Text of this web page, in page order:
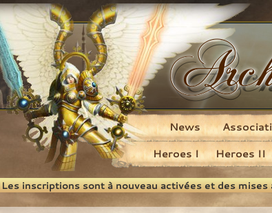
Heroes I Heroes II
News
Les inscriptions sont à nouveau activées et des